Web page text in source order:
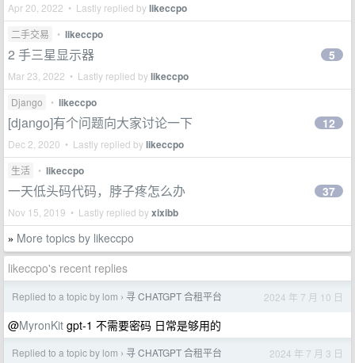
Apr 20, 2022 • Lastly replied bylikeccpo
二手交易 • likeccpo
2 手三星显示器
Mar 23, 2022 • Lastly replied bylikeccpo
5
Django • likeccpo
[django]有个问题向大家讨论一下
Dec 2, 2020 • Lastly replied bylikeccpo
12
生活 • likeccpo
一天低头码代码，脖子疼怎么办
Nov 15, 2019 • Lastly replied byxixibb
37
» More topics by likeccpo
likeccpo's recent replies
Replied to a topic by lom › 寻 CHATGPT 合租平台 2024 年 7 月 10 日
@MyronKit gpt-1 不需要密码 日常是够用的
Replied to a topic by lom › 寻 CHATGPT 合租平台 2024 年 7 月 3 日